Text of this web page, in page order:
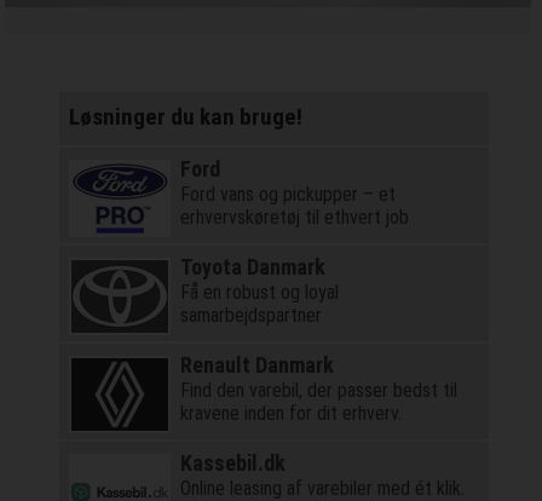
Løsninger du kan bruge!
Ford
Ford vans og pickupper – et
erhvervskøretøj til ethvert job
Toyota Danmark
Få en robust og loyal
samarbejdspartner
Renault Danmark
Find den varebil, der passer bedst til
kravene inden for dit erhverv.
Kassebil.dk
Online leasing af varebiler med ét klik.